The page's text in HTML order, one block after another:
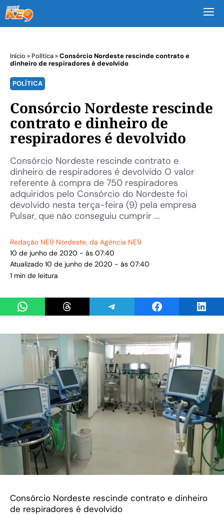
Início » Política»Consórcio Nordeste rescinde contrato e
dinheiro de respiradores é devolvido
POLÍTICA
Consórcio Nordeste rescinde
contrato e dinheiro de
respiradores é devolvido
Consórcio Nordeste rescinde contrato e
dinheiro de respiradores é devolvido O valor
referente à compra de 750 respiradores
adquiridos pelo Consórcio do Nordeste foi
devolvido nesta terça-feira (9) pela empresa
Pulsar, que não conseguiu cumprir ...
Redação NE9 Nordeste, da Agência NE9
10 de junho de 2020 - às 07:40
Atualizado 10 de junho de 2020 - às 07:40
1 min de leitura
Share on WhatsAppShare on ThreadsShare on TelegramShare on Facebook
Consórcio Nordeste rescinde contrato e dinheiro
de respiradores é devolvido